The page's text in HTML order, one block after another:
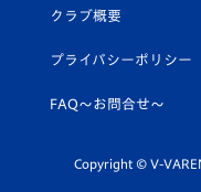
平和祈念活動
ホームタウン活動
スクール
ヴィヴィくんインス
公式LINE＠
クラブ概要
プライバシーポリシー
FAQ〜お問合せ〜
Copyright © V-